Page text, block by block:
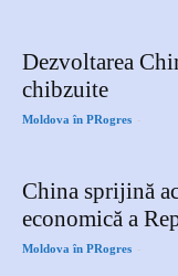
Dezvoltarea
chibzuite
Moldova în PRogres -
China sprijină
economică a
Moldova în PRogres -